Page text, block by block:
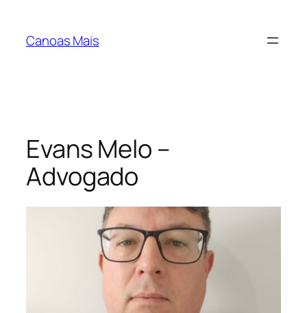
Canoas Mais
Evans Melo –
Advogado